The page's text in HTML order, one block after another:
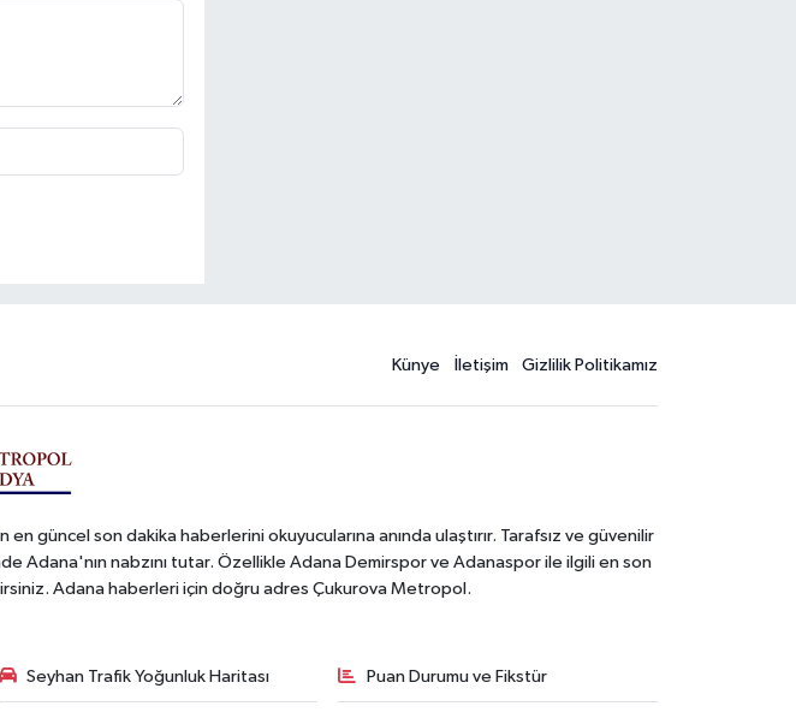
Künye İletişim Gizlilik Politikamız
güncel son dakika haberlerini okuyucularına anında ulaştırır. Tarafsız ve güvenilir
Adana'nın nabzını tutar. Özellikle Adana Demirspor ve Adanaspor ile ilgili en son
Adana haberleri için doğru adres Çukurova Metropol.
Seyhan Trafik Yoğunluk Haritası Puan Durumu ve Fikstür